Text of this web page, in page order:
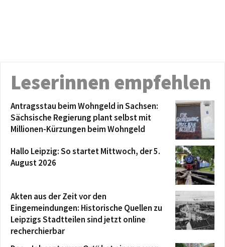
Leserinnen empfehlen
Antragsstau beim Wohngeld in Sachsen:
Sächsische Regierung plant selbst mit
Millionen-Kürzungen beim Wohngeld
Hallo Leipzig: So startet Mittwoch, der 5.
August 2026
Akten aus der Zeit vor den
Eingemeindungen: Historische Quellen zu
Leipzigs Stadtteilen sind jetzt online
recherchierbar